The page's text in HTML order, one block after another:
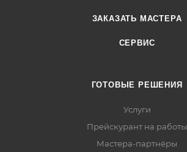
ЗАКАЗАТЬ МАСТЕРА
СЕРВИС
ГОТОВЫЕ РЕШЕНИЯ
Услуги
Прейскурант на работы
Мастера-партнёры